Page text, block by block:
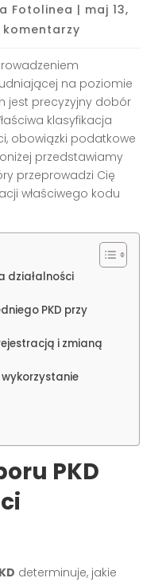
Fotolinea | maj 13,
komentarzy
na poziomie
jest precyzyjny dobór
klasyfikacja
obowiązki podatkowe
przedstawiamy
przeprowadzi Cię
właściwego kodu
działalności
PKD przy
i zmianą
PKD
determinuje, jakie